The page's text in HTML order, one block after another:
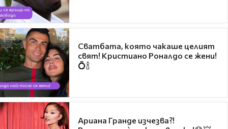
Сватбата, която чакаше целият
свят! Кристиано Роналдо се жени!
💍🍾
Ариана Гранде изчезва?!